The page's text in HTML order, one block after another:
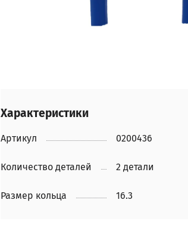
Характеристики
Артикул 0200436
Количество деталей 2 детали
Размер кольца 16.3